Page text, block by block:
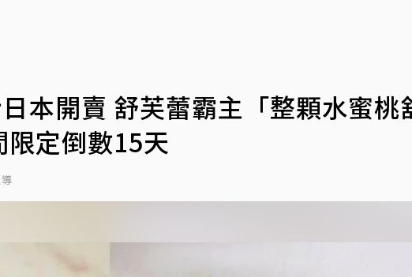
本開賣 舒芙蕾霸主「整顆水蜜桃
定倒數15天